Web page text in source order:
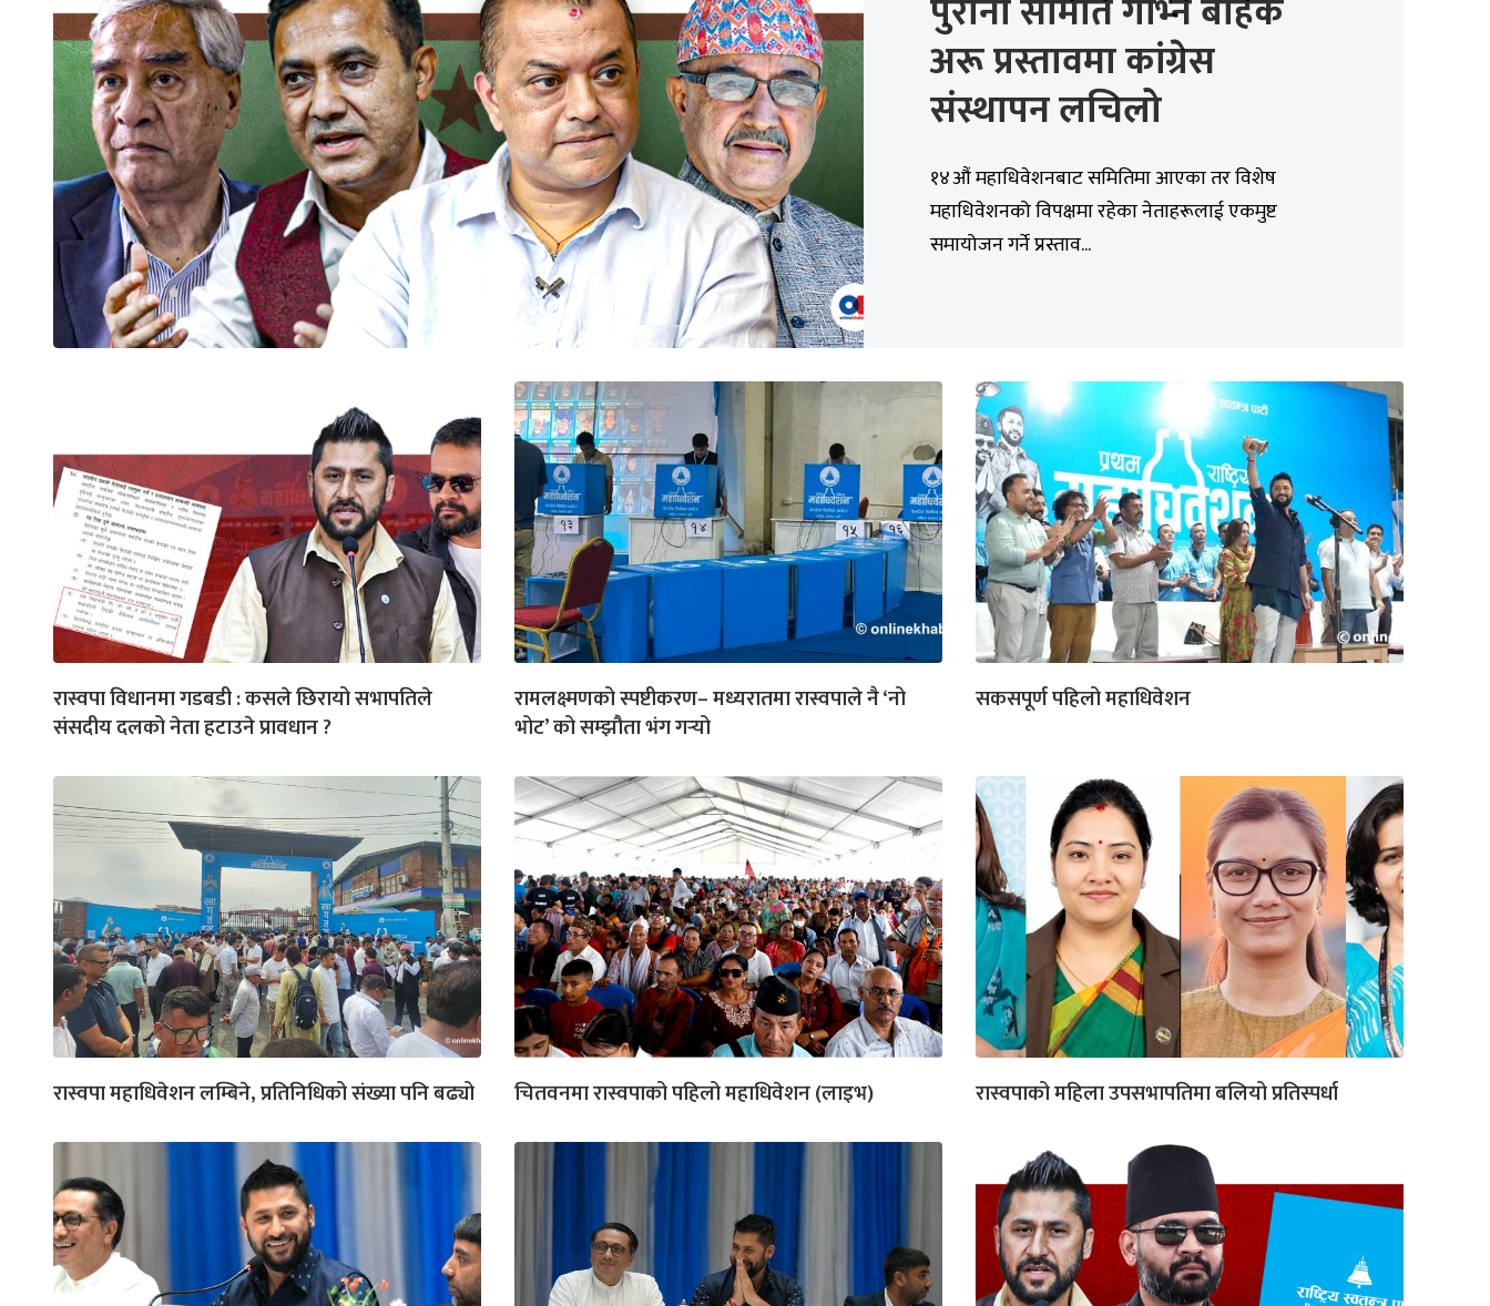
पुरानो समिति गाभ्ने बाहेक
अरू प्रस्तावमा कांग्रेस
संस्थापन लचिलो
१४औं महाधिवेशनबाट समितिमा आएका तर विशेष
महाधिवेशनको विपक्षमा रहेका नेताहरूलाई एकमुष्ट
समायोजन गर्ने प्रस्ताव...
रास्वपा विधानमा गडबडी : कसले छिरायो सभापतिले
संसदीय दलको नेता हटाउने प्रावधान ?
रामलक्ष्मणको स्पष्टीकरण– मध्यरातमा रास्वपाले नै ‘नो
भोट’ को सम्झौता भंग गर्‍यो
सकसपूर्ण पहिलो महाधिवेशन
रास्वपा महाधिवेशन लम्बिने, प्रतिनिधिको संख्या पनि बढ्यो चितवनमा रास्वपाको पहिलो महाधिवेशन (लाइभ) रास्वपाको महिला उपसभापतिमा बलियो प्रतिस्पर्धा